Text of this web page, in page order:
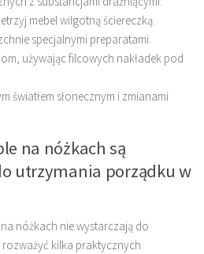
mebel wilgotną ściereczką.
specjalnymi preparatami.
używając filcowych nakładek pod
światłem słonecznym i zmianami
na nóżkach są
utrzymania porządku w
nóżkach nie wystarczają do
kilka praktycznych